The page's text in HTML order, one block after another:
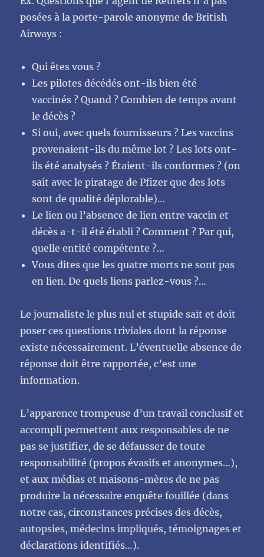
posées à la porte-parole anonyme de British
Airways :
Qui êtes vous ?
Les pilotes décédés ont-ils bien été
vaccinés ? Quand ? Combien de temps avant
le décès ?
Si oui, avec quels fournisseurs ? Les vaccins
provenaient-ils du même lot ? Les lots ont-
ils été analysés ? Étaient-ils conformes ? (on
sait avec le piratage de Pfizer que des lots
sont de qualité déplorable)…
Le lien ou l’absence de lien entre vaccin et
décès a-t-il été établi ? Comment ? Par qui,
quelle entité compétente ?…
Vous dites que les quatre morts ne sont pas
en lien. De quels liens parlez-vous ?…
Le journaliste le plus nul et stupide sait et doit
poser ces questions triviales dont la réponse
existe nécessairement. L’éventuelle absence de
réponse doit être rapportée, c’est une
information.
L’apparence trompeuse d’un travail conclusif et
accompli permettent aux responsables de ne
pas se justifier, de se défausser de toute
responsabilité (propos évasifs et anonymes…),
et aux médias et maisons-mères de ne pas
produire la nécessaire enquête fouillée (dans
notre cas, circonstances précises des décès,
autopsies, médecins impliqués, témoignages et
déclarations identifiés…).